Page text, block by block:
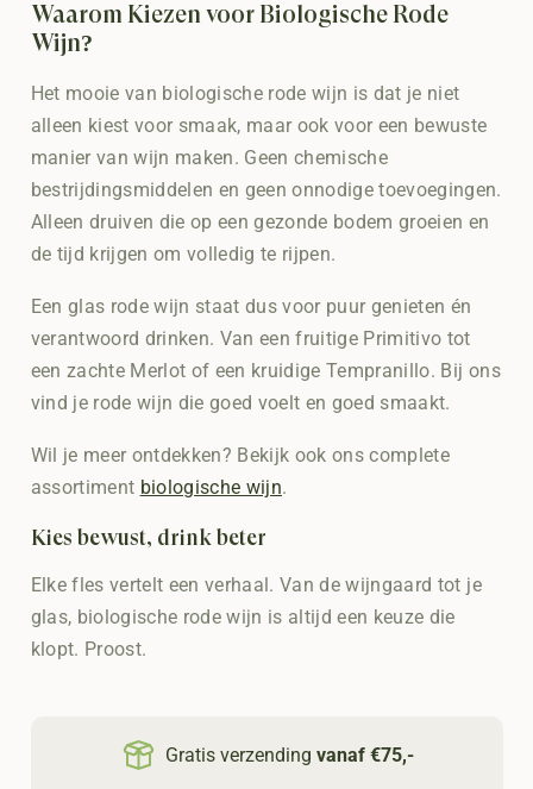
Waarom Kiezen voor Biologische Rode
Wijn?
Het mooie van biologische rode wijn is dat je niet
alleen kiest voor smaak, maar ook voor een bewuste
manier van wijn maken. Geen chemische
bestrijdingsmiddelen en geen onnodige toevoegingen.
Alleen druiven die op een gezonde bodem groeien en
de tijd krijgen om volledig te rijpen.
Een glas rode wijn staat dus voor puur genieten én
verantwoord drinken. Van een fruitige Primitivo tot
een zachte Merlot of een kruidige Tempranillo. Bij ons
vind je rode wijn die goed voelt en goed smaakt.
Wil je meer ontdekken? Bekijk ook ons complete
assortiment biologische wijn.
Kies bewust, drink beter
Elke fles vertelt een verhaal. Van de wijngaard tot je
glas, biologische rode wijn is altijd een keuze die
klopt. Proost.
Gratis verzendingvanaf €75,-